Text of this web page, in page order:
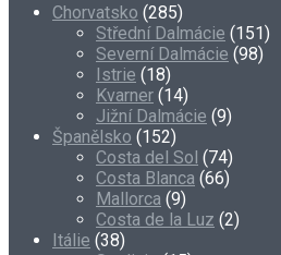
Chorvatsko (285)
Střední Dalmácie (151)
Severní Dalmácie (98)
Istrie (18)
Kvarner (14)
Jižní Dalmácie (9)
Španělsko (152)
Costa del Sol (74)
Costa Blanca (66)
Mallorca (9)
Costa de la Luz (2)
Itálie (38)